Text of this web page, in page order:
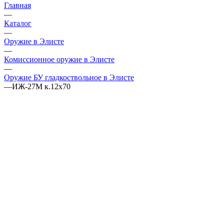
Главная
—
Каталог
—
Оружие в Элисте
—
Комиссионное оружие в Элисте
—
Оружие БУ гладкоствольное в Элисте
—ИЖ-27М к.12х70